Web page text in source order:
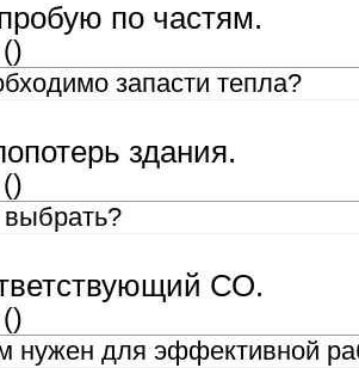
то график, который
данной температуры, при
рассуждать?
по частям.
()
запасти тепла?
здания.
()
выбрать?
СО.
()
нужен для эффективной